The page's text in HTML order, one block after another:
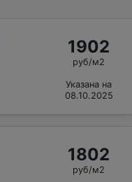
1902
руб/м2
Указана на
08.10.2025
1802
руб/м2